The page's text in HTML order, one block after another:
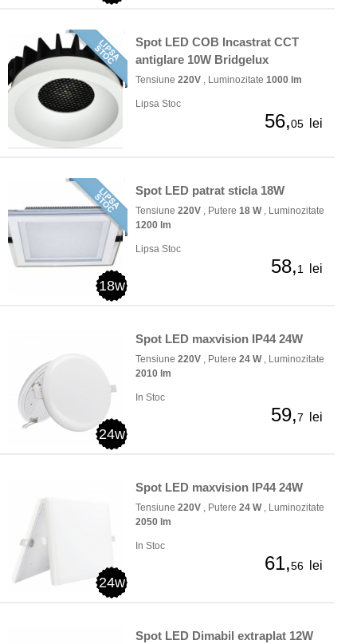
Spot LED COB Incastrat CCT
antiglare 10W Bridgelux
Tensiune 220V , Luminozitate 1000 lm
Lipsa Stoc
56,05 lei
18w
Spot LED patrat sticla 18W
Tensiune 220V , Putere 18 W, Luminozitate
1200 lm
Lipsa Stoc
58,1 lei
24w
Spot LED maxvision IP44 24W
Tensiune 220V , Putere 24 W, Luminozitate
2010 lm
In Stoc
59,7 lei
24w
Spot LED maxvision IP44 24W
Tensiune 220V , Putere 24 W, Luminozitate
2050 lm
In Stoc
61,56 lei
Spot LED Dimabil extraplat 12W